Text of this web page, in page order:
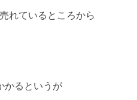
れているところから
かるというが